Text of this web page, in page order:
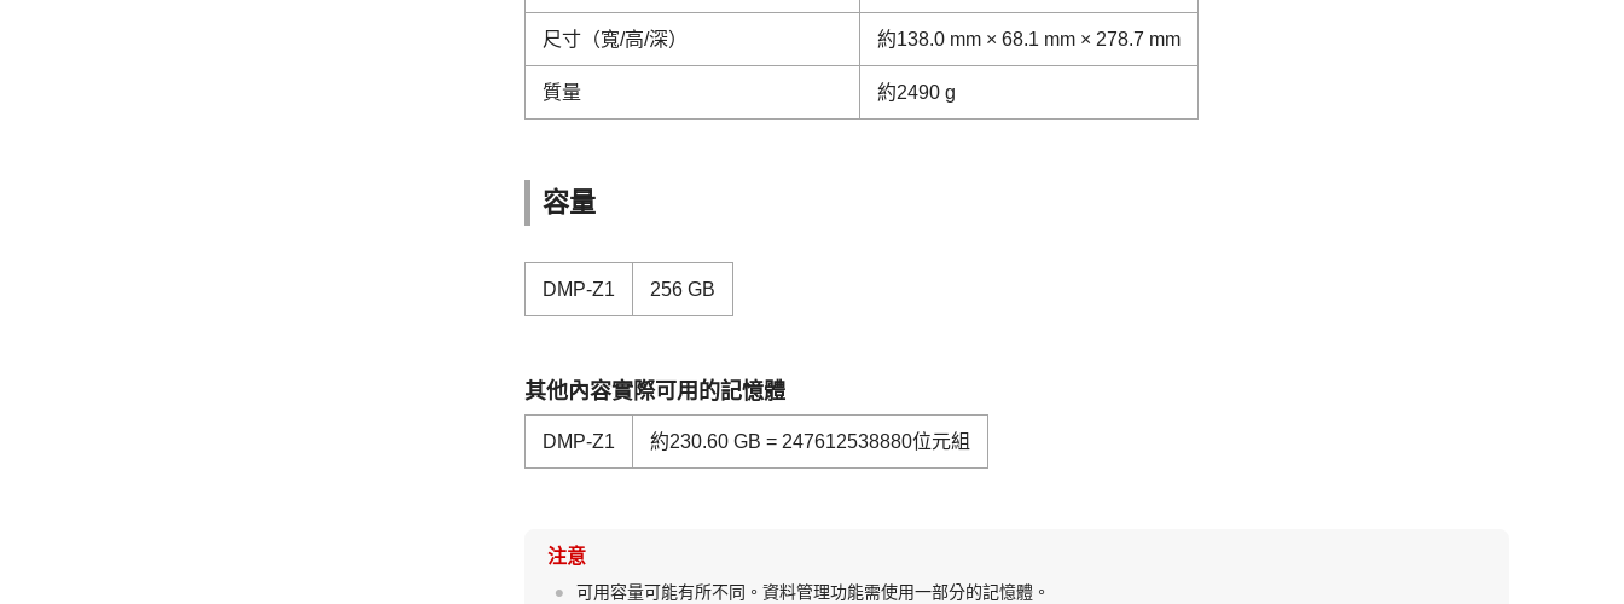
尺寸（寬/高/深） 約138.0 mm × 68.1 mm × 278.7 mm
質量 約2490 g
容量
DMP-Z1 256 GB
其他內容實際可用的記憶體
DMP-Z1 約230.60 GB = 247612538880位元組
注意
可用容量可能有所不同。資料管理功能需使用一部分的記憶體。